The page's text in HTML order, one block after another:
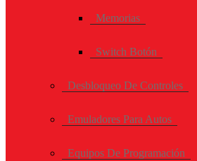
Memorias
Switch Botón
Desbloqueo De Controles
Emuladores Para Autos
Equipos De Programación